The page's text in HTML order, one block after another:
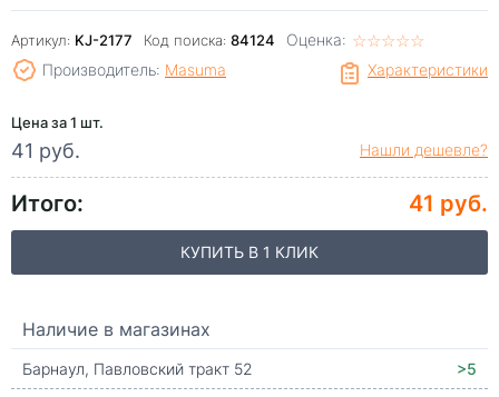
Артикул: KJ-2177 Код поиска: 84124 Оценка: ☆☆☆☆☆
★★★★★
Характеристики
Производитель: Masuma
Цена за 1 шт.
41 руб. Нашли дешевле?
Итого: 41 руб.
КУПИТЬ В 1 КЛИК
Наличие в магазинах
Барнаул, Павловский тракт 52
>5